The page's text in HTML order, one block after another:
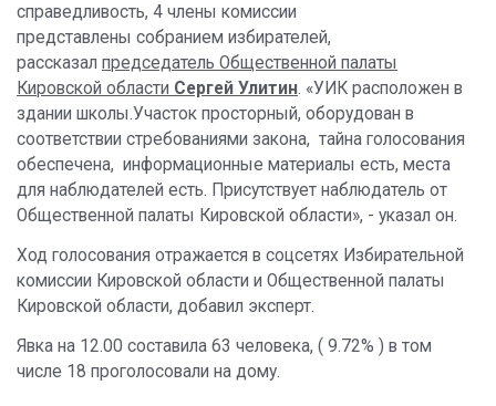
справедливость, 4 члены комиссии
представлены собранием избирателей,
рассказал председатель Общественной палаты
Кировской области Сергей Улитин. «УИК расположен в
здании школы.Участок просторный, оборудован в
соответствии стребованиями закона, тайна голосования
обеспечена, информационные материалы есть, места
для наблюдателей есть. Присутствует наблюдатель от
Общественной палаты Кировской области», - указал он.
Ход голосования отражается в соцсетях Избирательной
комиссии Кировской области и Общественной палаты
Кировской области, добавил эксперт.
Явка на 12.00 составила 63 человека, ( 9.72% ) в том
числе 18 проголосовали на дому.